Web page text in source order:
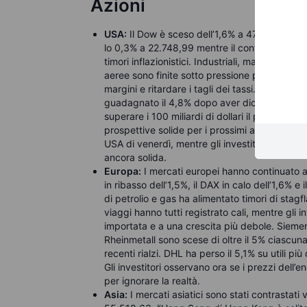
Azioni
USA: Il Dow è sceso dell’1,6% a 47.954,74,
lo 0,3% a 22.748,99 mentre il conflitto con
timori inflazionistici. Industriali, materiali e
aeree sono finite sotto pressione per il
margini e ritardare i tagli dei tassi. Chevron
guadagnato il 4,8% dopo aver dichiarato
superare i 100 miliardi di dollari il prossimo
prospettive solide per i prossimi anni fiscali.
USA di venerdì, mentre gli investitori
ancora solida.
Europa: I mercati europei hanno continuato
in ribasso dell’1,5%, il DAX in calo dell’1,6%
di petrolio e gas ha alimentato timori di
viaggi hanno tutti registrato cali, mentre gli
importata e a una crescita più debole.
Rheinmetall sono scese di oltre il 5%
recenti rialzi. DHL ha perso il 5,1% su utili
Gli investitori osservano ora se i prezzi
per ignorare la realtà.
Asia: I mercati asiatici sono stati contrastati